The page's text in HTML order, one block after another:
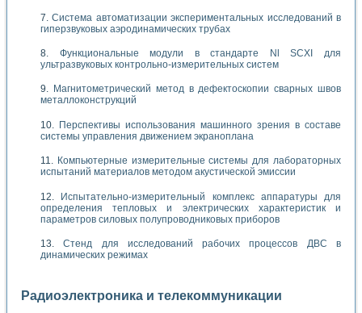
Система автоматизации экспериментальных исследований в
гиперзвуковых аэродинамических трубах
Функциональные модули в стандарте Nl SCXI для
ультразвуковых контрольно-измерительных систем
Магнитометрический метод в дефектоскопии сварных швов
металлоконструкций
Перспективы использования машинного зрения в составе
системы управления движением экраноплана
Компьютерные измерительные системы для лабораторных
испытаний материалов методом акустической эмиссии
Испытательно-измерительный комплекс аппаратуры для
определения тепловых и электрических характеристик и
параметров силовых полупроводниковых приборов
Стенд для исследований рабочих процессов ДВС в
динамических режимах
Радиоэлектроника и телекоммуникации